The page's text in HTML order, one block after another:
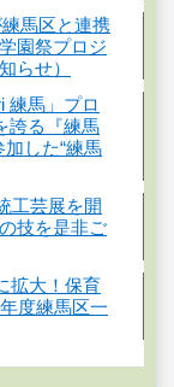
練馬区と連携
園祭プロジ
らせ）
練馬」プロ
誇る『練馬
した“練馬
工芸展を開
技を是非ご
拡大！保育
度練馬区一